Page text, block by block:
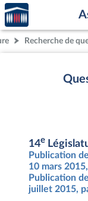
Aller au contenu
Aller en bas de la
Accèder
à la
page
d'accueilRecherche de
14e
Publication
10 mars
Publication
juillet 2015,